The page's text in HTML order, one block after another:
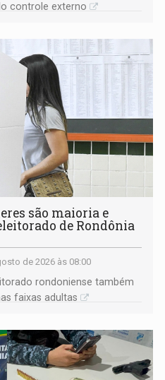
controle externo
são maioria e
de Rondônia
de 2026 às 08:00
rondoniense também
faixas adultas